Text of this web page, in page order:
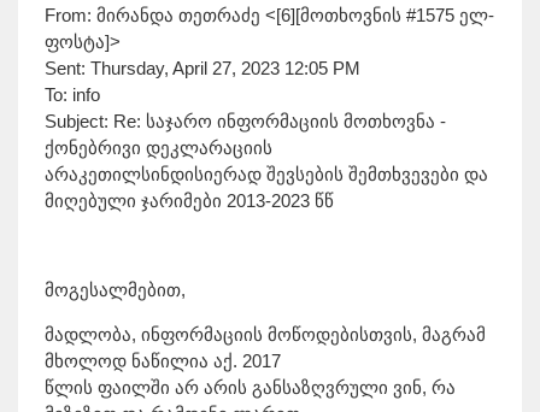
From: მირანდა თეთრაძე <[6][მოთხოვნის #1575 ელ-
ფოსტა]>
Sent: Thursday, April 27, 2023 12:05 PM
To: info
Subject: Re: საჯარო ინფორმაციის მოთხოვნა -
ქონებრივი დეკლარაციის
არაკეთილსინდისიერად შევსების შემთხვევები და
მიღებული ჯარიმები 2013-2023 წწ
მოგესალმებით,
მადლობა, ინფორმაციის მოწოდებისთვის, მაგრამ
მხოლოდ ნაწილია აქ. 2017
წლის ფაილში არ არის განსაზღვრული ვინ, რა